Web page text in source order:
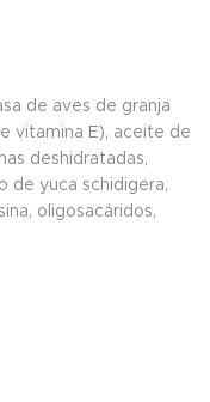
de aves de granja
vitamina E), aceite de
deshidratadas,
de yuca schidigera,
oligosacáridos,